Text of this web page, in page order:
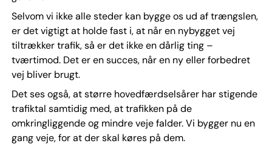
Selvom vi ikke alle steder kan bygge os ud af trængslen,
er det vigtigt at holde fast i, at når en nybygget vej
tiltrækker trafik, så er det ikke en dårlig ting –
tværtimod. Det er en succes, når en ny eller forbedret
vej bliver brugt.
Det ses også, at større hovedfærdselsårer har stigende
trafiktal samtidig med, at trafikken på de
omkringliggende og mindre veje falder. Vi bygger nu en
gang veje, for at der skal køres på dem.